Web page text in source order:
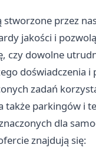
przez
jakości i
czy dowolne
doświadczenia
zadań
także parkingów i
dla
znajdują się: